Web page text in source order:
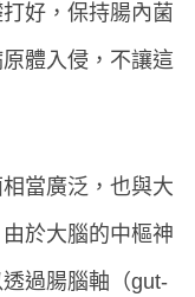
好，保持腸內菌
體入侵，不讓這
當廣泛，也與大
於大腦的中樞神
過腸腦軸（gut-